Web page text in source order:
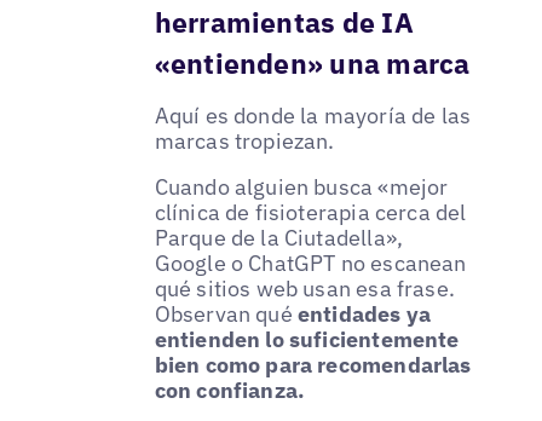
herramientas de IA
«entienden» una marca
Aquí es donde la mayoría de las
marcas tropiezan.
Cuando alguien busca «mejor
clínica de fisioterapia cerca del
Parque de la Ciutadella»,
Google o ChatGPT no escanean
qué sitios web usan esa frase.
Observan qué entidades ya
entienden lo suficientemente
bien como para recomendarlas
con confianza.